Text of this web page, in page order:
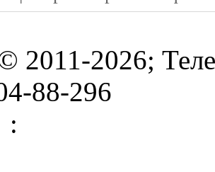
2011-2026;
88-296
: